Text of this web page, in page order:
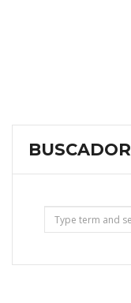
BUSCADOR